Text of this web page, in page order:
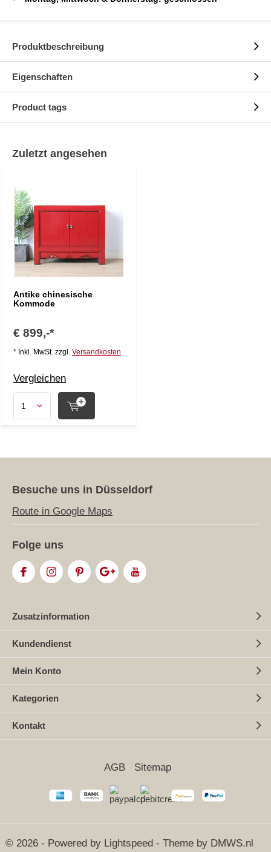
Produktbeschreibung
Eigenschaften
Product tags
Zuletzt angesehen
Antike chinesische
Kommode
€ 899,-*
* Inkl. MwSt. zzgl. Versandkosten
Vergleichen
Besuche uns in Düsseldorf
Route in Google Maps
Folge uns
Zusatzinformation
Kundendienst
Mein Konto
Kategorien
Kontakt
© 2026 - Powered by Lightspeed - Theme by DMWS.nl
AGB Sitemap